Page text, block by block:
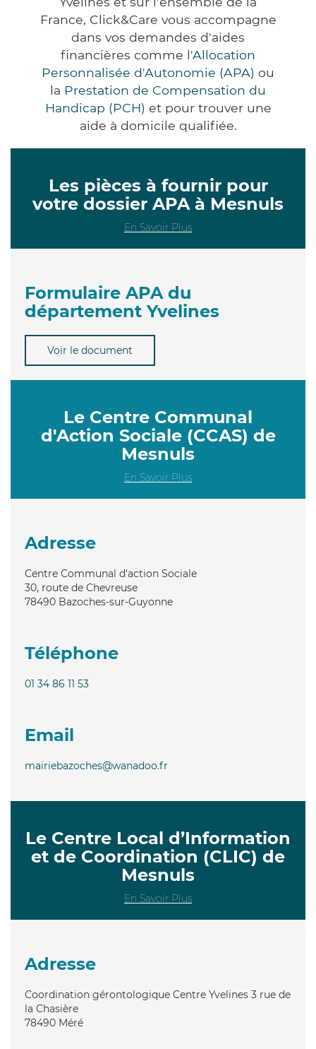
France, Click&Care vous accompagne
dans vos demandes d'aides
financières comme l'Allocation
Personnalisée d'Autonomie (APA) ou
la Prestation de Compensation du
Handicap (PCH) et pour trouver une
aide à domicile qualifiée.
Les pièces à fournir pour
votre dossier APA à Mesnuls
En Savoir Plus
Formulaire APA du
département Yvelines
Voir le document
Le Centre Communal
d'Action Sociale (CCAS) de
Mesnuls
En Savoir Plus
Adresse
Centre Communal d'action Sociale
30, route de Chevreuse
78490 Bazoches-sur-Guyonne
Téléphone
01 34 86 11 53
Email
mairiebazoches@wanadoo.fr
Le Centre Local d’Information
et de Coordination (CLIC) de
Mesnuls
En Savoir Plus
Adresse
Coordination gérontologique Centre Yvelines 3 rue de
la Chasière
78490 Méré